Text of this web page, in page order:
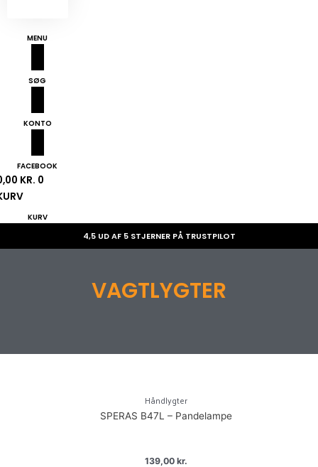
MENU
SØG
KONTO
FACEBOOK
KR. 0
KURV
4,5 UD AF 5 STJERNER PÅ TRUSTPILOT
VAGTLYGTER
Håndlygter
SPERAS B47L – Pandelampe
139,00 kr.